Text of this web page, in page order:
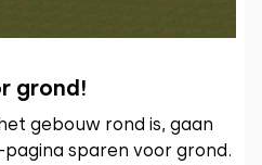
grond!
gebouw rond is, gaan
sparen voor grond.